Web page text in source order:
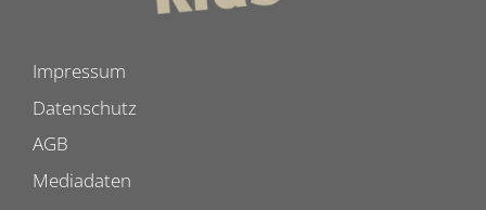
Impressum
Datenschutz
AGB
Mediadaten